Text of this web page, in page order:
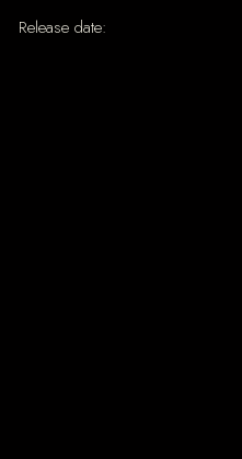
Release date: